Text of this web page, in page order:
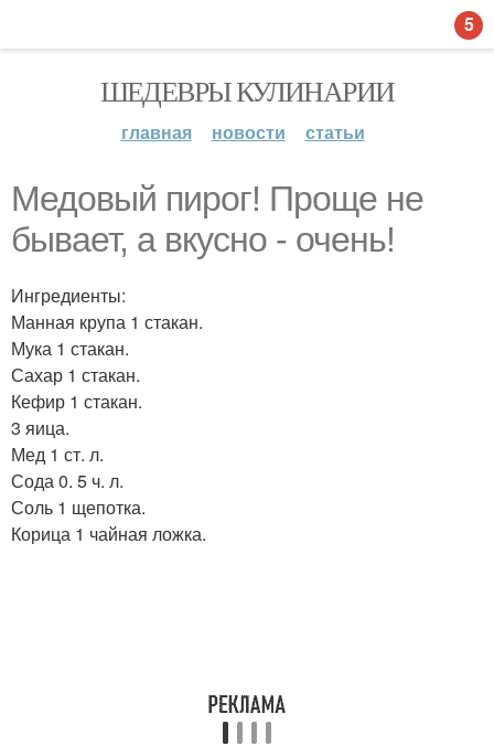
ШЕДЕВРЫ КУЛИНАРИИ
главная новости статьи
Медовый пирог! Проще не
бывает, а вкусно - очень!
Ингредиенты:
Манная крупа 1 стакан.
Мука 1 стакан.
Сахар 1 стакан.
Кефир 1 стакан.
3 яица.
Мед 1 ст. л.
Сода 0. 5 ч. л.
Соль 1 щепотка.
Корица 1 чайная ложка.
5